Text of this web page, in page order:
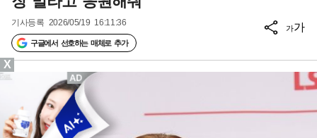
기사등록 2026/05/19 16:11:36
구글에서 선호하는 매체로 추가
가가
X